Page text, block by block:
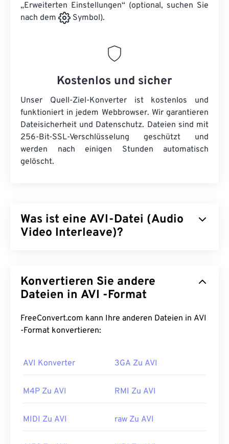
„Erweiterten Einstellungen“ (optional, suchen Sie
nach dem
Symbol).
Kostenlos und sicher
Unser Quell-Ziel-Konverter ist kostenlos und
funktioniert in jedem Webbrowser. Wir garantieren
Dateisicherheit und Datenschutz. Dateien sind mit
256-Bit-SSL-Verschlüsselung geschützt und
werden nach einigen Stunden automatisch
gelöscht.
Was ist eine AVI-Datei (Audio
Video Interleave)?
Nachfolger desResource Interchange File Format
(RIFF). Mithilfe von Drittanbieterprogrammen
Streaming, Anhänge und 3D-Container.
Microsoft bietet einen herunterladbaren und
Möglichkeit zum Anzeigen einer AVI-Datei besteht
Players.
Konvertieren Sie andere
Dateien in AVI -Format
FreeConvert.com kann Ihre anderen Dateien in AVI
-Format konvertieren:
AVI Konverter 3GA Zu AVI
M4P Zu AVI RMI Zu AVI
MIDI Zu AVI raw Zu AVI